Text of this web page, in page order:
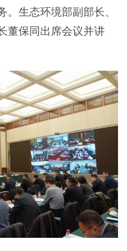
。生态环境部副部长、
董保同出席会议并讲